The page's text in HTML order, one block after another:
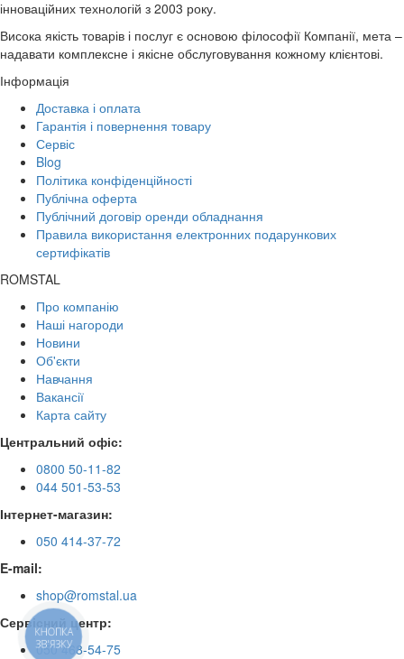
інноваційних технологій з 2003 року.
Висока якість товарів і послуг є основою філософії Компанії, мета –
надавати комплексне і якісне обслуговування кожному клієнтові.
Інформація
Доставка і оплата
Гарантія і повернення товару
Сервіс
Blog
Політика конфіденційності
Публічна оферта
Публічний договір оренди обладнання
Правила використання електронних подарункових
сертифікатів
ROMSTAL
Про компанію
Наші нагороди
Новини
Об'єкти
Навчання
Вакансії
Карта сайту
Центральний офіс:
0800 50-11-82
044 501-53-53
Інтернет-магазин:
050 414-37-72
E-mail:
shop@romstal.ua
Сервісний центр:
050 468-54-75
КНОПКА
ЗВ'ЯЗКУ